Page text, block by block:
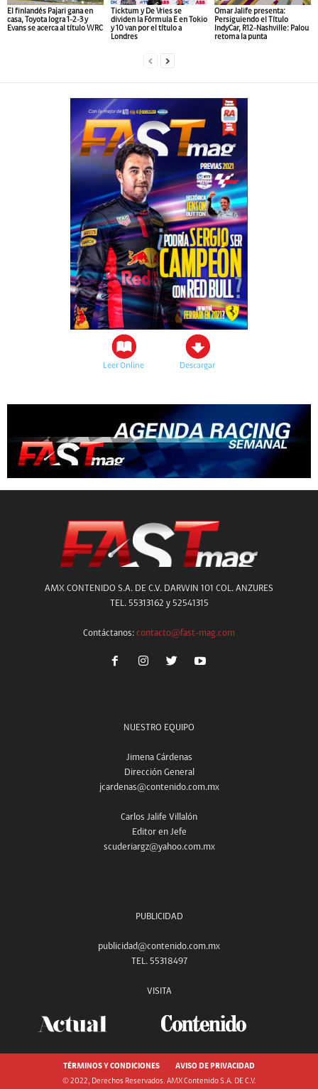
El finlandés Pajari gana en
casa, Toyota logra 1-2-3 y
Evans se acerca al título WRC
Ticktum y De Vries se
dividen la Fórmula E en Tokio
y 10 van por el título a
Londres
Omar Jalife presenta:
Persiguiendo el Título
IndyCar, R12-Nashville: Palou
retoma la punta
Leer Online Descargar
AMX CONTENIDO S.A. DE C.V. DARWIN 101 COL. ANZURES
TEL. 55313162 y 52541315
Contáctanos: contacto@fast-mag.com
NUESTRO EQUIPO
Jimena Cárdenas
Dirección General
jcardenas@contenido.com.mx
Carlos Jalife Villalón
Editor en Jefe
scuderiargz@yahoo.com.mx
PUBLICIDAD
publicidad@contenido.com.mx
TEL. 55318497
VISITA
TÉRMINOS Y CONDICIONES
AVISO DE PRIVACIDAD
© 2022, Derechos Reservados. AMX Contenido S.A. DE C.V.